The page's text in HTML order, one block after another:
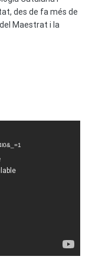
des de fa més de
Maestrat i la